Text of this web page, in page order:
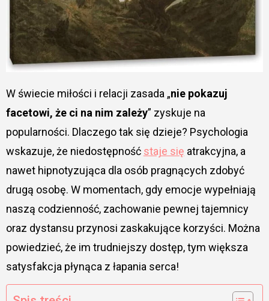
W świecie miłości i relacji zasada „nie pokazuj
facetowi, że ci na nim zależy” zyskuje na
popularności. Dlaczego tak się dzieje? Psychologia
wskazuje, że niedostępność staje się atrakcyjna, a
nawet hipnotyzująca dla osób pragnących zdobyć
drugą osobę. W momentach, gdy emocje wypełniają
naszą codzienność, zachowanie pewnej tajemnicy
oraz dystansu przynosi zaskakujące korzyści. Można
powiedzieć, że im trudniejszy dostęp, tym większa
satysfakcja płynąca z łapania serca!